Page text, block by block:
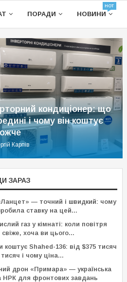
ПОРАДИ НОВИНИ
HOT
кондиціонер: що
і чому він коштує
Карпів
ЗАРАЗ
— точний і швидкий: чому
ставку на цей...
газ у кімнаті: коли повітря
хоча ви цього...
коштує Shahed-136: від $375 тисяч
і чому ціна...
дрон «Примара» — українська
НРК для фронтових завдань